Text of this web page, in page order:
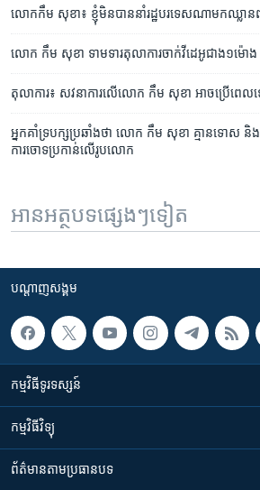
លោកកឹម សុខា៖ ខ្ញុំ​មិន​បាន​នាំ​រដ្ឋ​បរទេស​ណា​មក​ឈ្លាន​ព
លោក កឹម សុខា ទាមទារ​​តុលាការ​ចាក់​វីដេអូ​ជាង​១ម៉ោ
តុលាការ៖ សវនាការ​លើ​លោក កឹម សុខា អាច​ប្រើ​ពេ
អ្នក​គាំទ្រ​បក្ស​ប្រឆាំង​ថា លោក កឹម សុខា គ្មាន​ទោស និង​ទ
ការ​ចោទ​ប្រកាន់​លើ​រូបលោក
អានអត្ថបទផ្សេងៗទៀត
បណ្តាញ​សង្គម
កម្មវិធី​ទូរទស្សន៍
កម្មវិធី​វិទ្យុ
ព័ត៌មាន​តាមប្រធានបទ​